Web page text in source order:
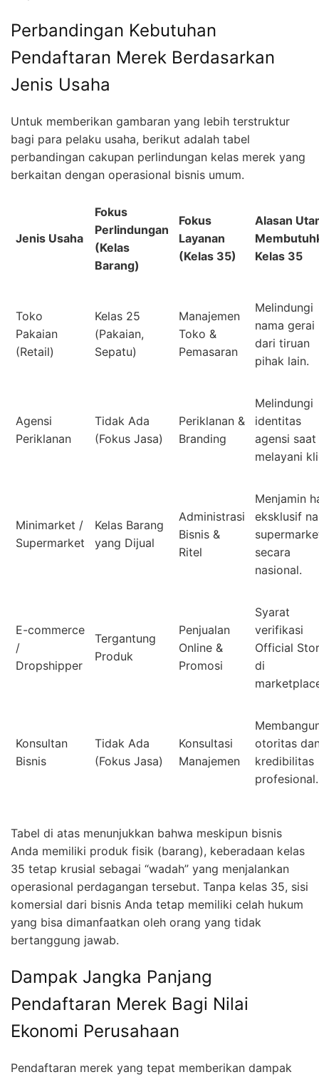
Perbandingan Kebutuhan
Pendaftaran Merek Berdasarkan
Jenis Usaha
Untuk memberikan gambaran yang lebih terstruktur
bagi para pelaku usaha, berikut adalah tabel
perbandingan cakupan perlindungan kelas merek yang
berkaitan dengan operasional bisnis umum.
Jenis Usaha
Fokus
Perlindungan
(Kelas
Barang)
Fokus
Layanan
(Kelas 35)
Alasan
Kelas 35
Toko
Pakaian
(Retail)
Kelas 25
(Pakaian,
Sepatu)
Manajemen
Toko &
Pemasaran
Melindungi
nama gerai
dari tiruan
pihak lain.
Agensi
Periklanan
Tidak Ada
(Fokus Jasa)
Periklanan &
Branding
Melindungi
identitas
agensi saat
melayani
Minimarket /
Supermarket
Kelas Barang
yang Dijual
Administrasi
Bisnis &
Ritel
Menjamin
eksklusif
secara
nasional.
E-commerce
/
Dropshipper
Tergantung
Produk
Penjualan
Online &
Promosi
Syarat
verifikasi
Official
di
Konsultan
Bisnis
Tidak Ada
(Fokus Jasa)
Konsultasi
Manajemen
otoritas
kredibilitas
profesional.
Tabel di atas menunjukkan bahwa meskipun bisnis
Anda memiliki produk fisik (barang), keberadaan kelas
35 tetap krusial sebagai “wadah” yang menjalankan
operasional perdagangan tersebut. Tanpa kelas 35, sisi
komersial dari bisnis Anda tetap memiliki celah hukum
yang bisa dimanfaatkan oleh orang yang tidak
bertanggung jawab.
Dampak Jangka Panjang
Pendaftaran Merek Bagi Nilai
Ekonomi Perusahaan
Pendaftaran merek yang tepat memberikan dampak